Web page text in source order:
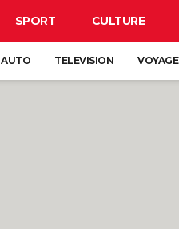
SPORT CULTURE
AUTO TELEVISION VOYAGE